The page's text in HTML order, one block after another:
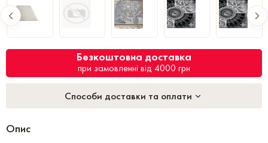
Безкоштовна доставка
при замовленні від 4000 грн
Способи доставки та оплати
Опис